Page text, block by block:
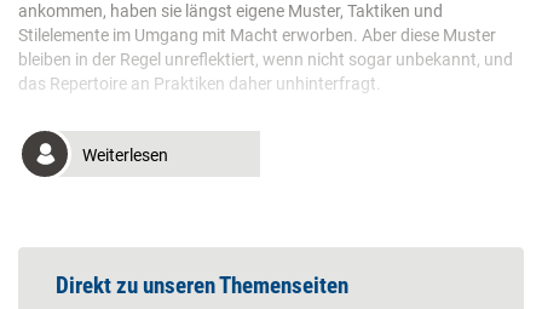
ankommen, haben sie längst eigene Muster, Taktiken und
Stilelemente im Umgang mit Macht erworben. Aber diese Muster
bleiben in der Regel unreflektiert, wenn nicht sogar unbekannt, und
das Repertoire an Praktiken daher unhinterfragt.
Weiterlesen
Direkt zu unseren Themenseiten